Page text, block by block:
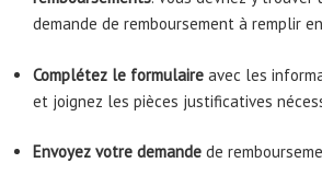
demande de remboursement à remplir
Complétez le formulaire avec les
et joignez les pièces justificatives
Envoyez votre demande de